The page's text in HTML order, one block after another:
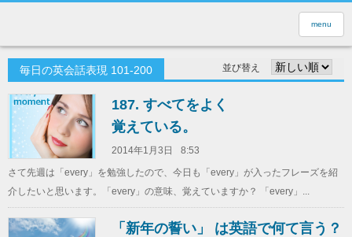
menu
毎日の英会話表現 101-200 並び替え
187. すべてをよく
覚えている。
2014年1月3日
8:53
さて先週は「every」を勉強したので、今日も「every」が入ったフレーズを紹
介したいと思います。「every」の意味、覚えていますか？ 「every」...
「新年の誓い」 は英語で何て言う？